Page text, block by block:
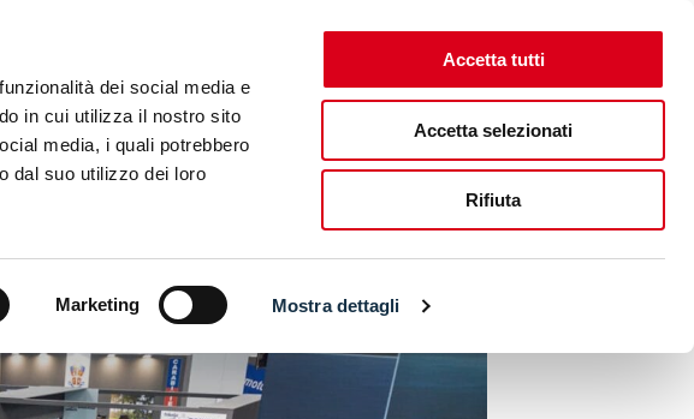
dei social media e
in cui utilizza il nostro sito
media, i quali potrebbero
dal suo utilizzo dei loro
Marketing Mostra dettagli
Accetta tutti
Accetta selezionati
Rifiuta
ITA TICKET SHOP
NEWS EICMA RIDING FEST
DEDICATO A QUELLA